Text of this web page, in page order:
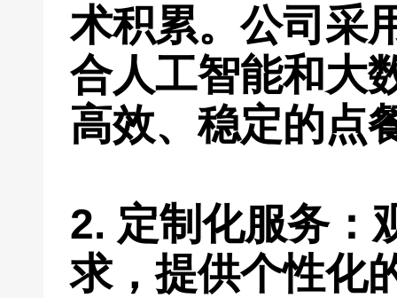
术积累。公司采
合人工智能和大
高效、稳定的点
2. 定制化服务：
求，提供个性化